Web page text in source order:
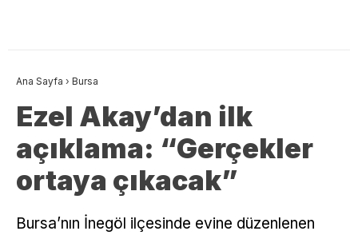
Ana Sayfa › Bursa
Ezel Akay’dan ilk
açıklama: “Gerçekler
ortaya çıkacak”
Bursa’nın İnegöl ilçesinde evine düzenlenen